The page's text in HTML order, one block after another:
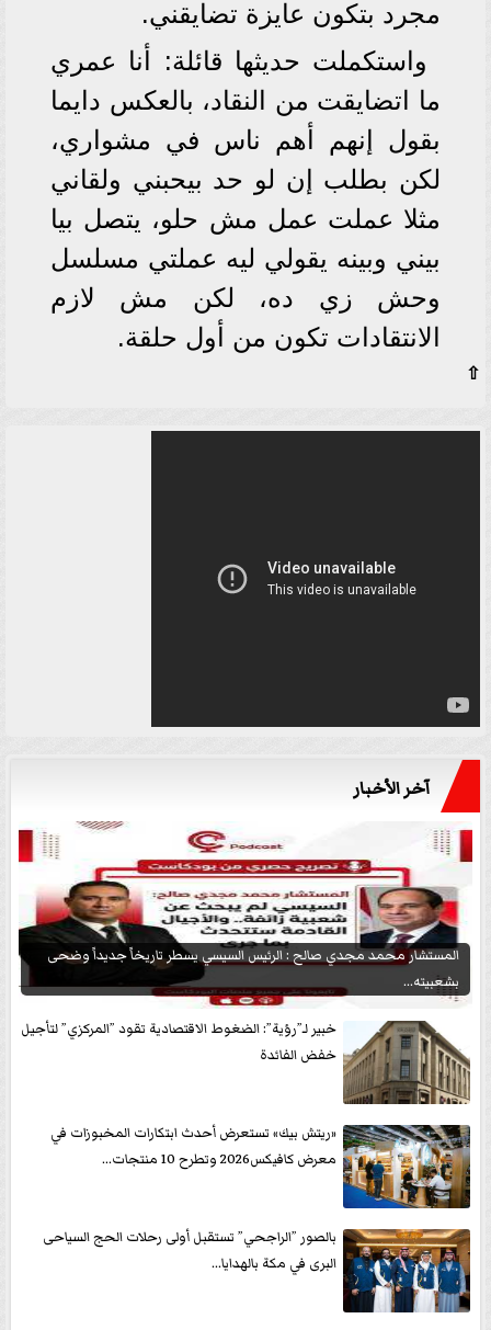
مجرد بتكون عايزة تضايقني.
واستكملت حديثها قائلة: أنا عمري
ما اتضايقت من النقاد، بالعكس دايما
بقول إنهم أهم ناس في مشواري،
لكن بطلب إن لو حد بيحبني ولقاني
مثلا عملت عمل مش حلو، يتصل بيا
بيني وبينه يقولي ليه عملتي مسلسل
وحش زي ده، لكن مش لازم
الانتقادات تكون من أول حلقة.
⇧
آخر الأخبار
المستشار محمد مجدي صالح : الرئيس السيسي يسطر تاريخاً جديداً وضحى
بشعبيته...
خبير لـ”رؤية”: الضغوط الاقتصادية تقود ”المركزي” لتأجيل
خفض الفائدة
«ريتش بيك» تستعرض أحدث ابتكارات المخبوزات في
معرض كافيكس2026 وتطرح 10 منتجات...
بالصور ”الراجحي” تستقبل أولى رحلات الحج السياحى
البرى في مكة بالهدايا...